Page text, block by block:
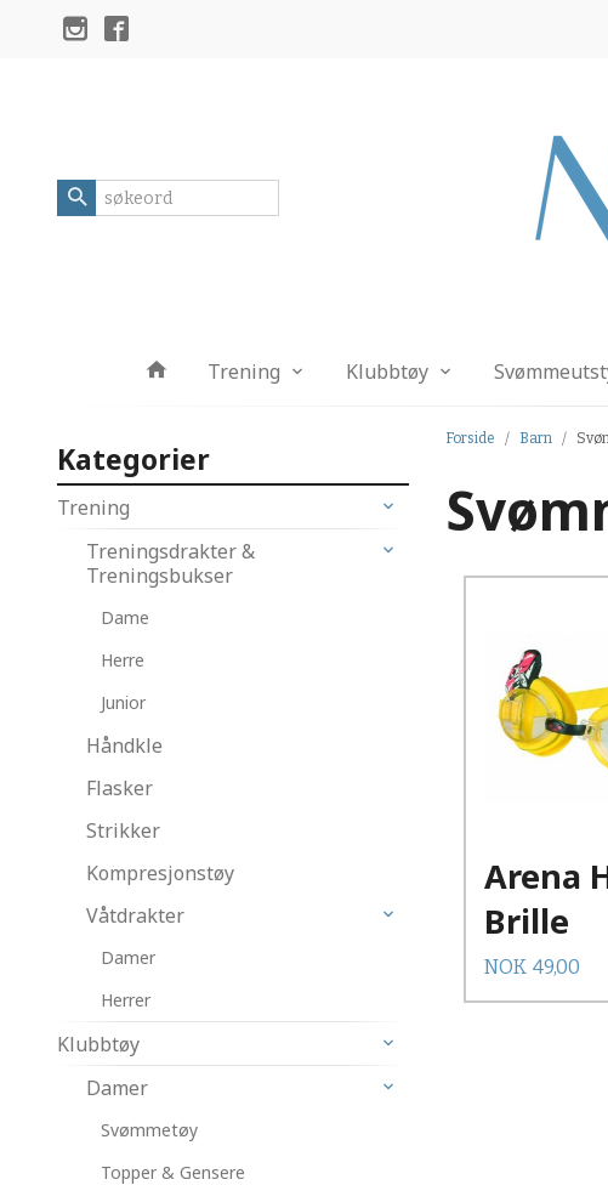
Produkter Trening Klubbtøy
Kategorier
Trening
Treningsdrakter &
Treningsbukser
Dame
Herre
Junior
Håndkle
Flasker
Strikker
Kompresjonstøy
Våtdrakter
Damer
Herrer
Klubbtøy
Damer
Svømmetøy
Topper & Gensere
Forside Barn
Arena
Brille
Tilbud
NOK 49,00